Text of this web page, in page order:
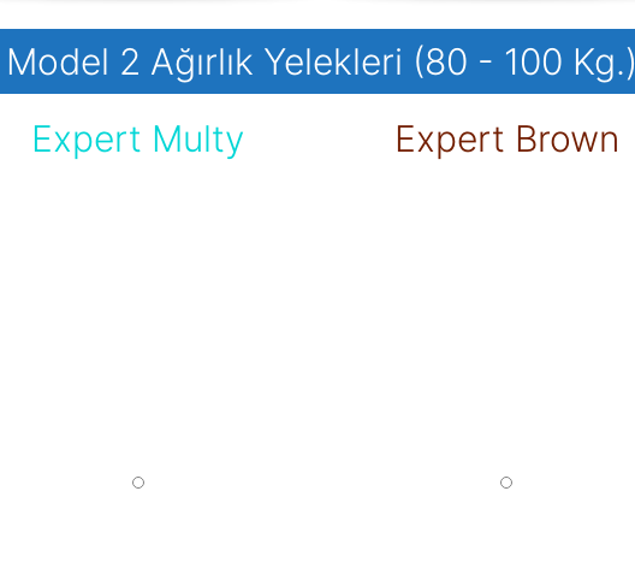
Model 2 Ağırlık Yelekleri (80 - 100 Kg.)
Expert Multy Expert Brown